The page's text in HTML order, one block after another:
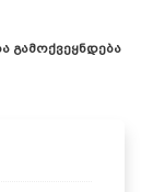
გამოქვეყნდება